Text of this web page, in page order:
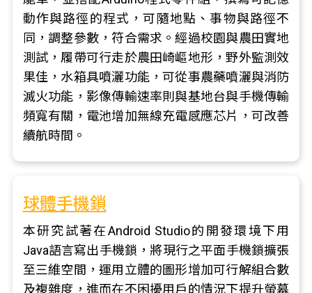
動作與路徑的程式，可隨地點、事物與路徑不
同，調整參數，符合需求。經過校園與農田實地
測試，履帶可行走於農田崎嶇地形，野外監測效
果佳，水箱具噴灑功能，可從事農藥噴灑與消防
滅火功能，影像傳輸速率則與基地台與手機傳輸
頻寬有關，電池增加無線充電感應芯片，可改善
續航時間。
球體手機鎖
本研究試著在Android Studio的開發環境下用
Java語言寫出手機鎖，將現行之平面手機鎖擴張
至三維空間，運用立體的圖形增加可行解組合數
及複雜度，進而在不困擾用戶的情況下提升螢幕